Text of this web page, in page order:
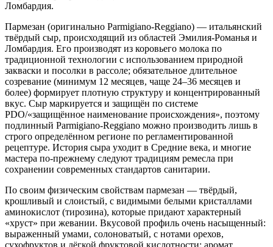
Ломбардия.
Пармезан (оригинально Parmigiano-Reggiano) — итальянский
твёрдый сыр, происходящий из областей Эмилия-Романья и
Ломбардия. Его производят из коровьего молока по
традиционной технологии с использованием природной
закваски и посолки в рассоле; обязательное длительное
созревание (минимум 12 месяцев, чаще 24–36 месяцев и
более) формирует плотную структуру и концентрированный
вкус. Сыр маркируется и защищён по системе
PDO/«защищённое наименование происхождения», поэтому
подлинный Parmigiano-Reggiano можно производить лишь в
строго определённом регионе по регламентированной
рецептуре. История сыра уходит в Средние века, и многие
мастера по‑прежнему следуют традициям ремесла при
сохранении современных стандартов санитарии.
По своим физическим свойствам пармезан — твёрдый,
крошливый и слоистый, с видимыми белыми кристаллами
аминокислот (тирозина), которые придают характерный
«хруст» при жевании. Вкусовой профиль очень насыщенный:
выраженный умами, солоноватый, с нотами орехов,
сухофруктов и лёгкой фруктовой кислотности; аромат